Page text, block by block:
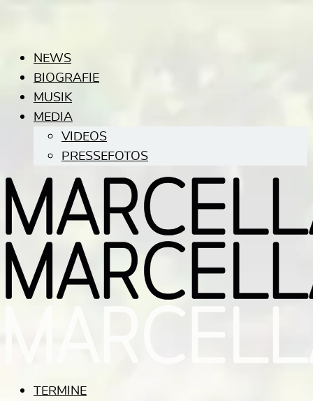
NEWS
BIOGRAFIE
MUSIK
MEDIA
VIDEOS
PRESSEFOTOS
TERMINE